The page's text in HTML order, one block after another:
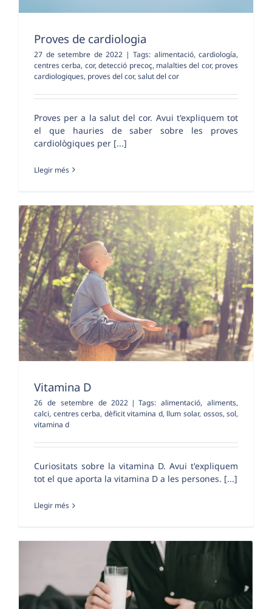
Proves de cardiologia
27 de setembre de 2022 | Tags: alimentació, cardiología,
centres cerba, cor,detecció precoç, malalties del cor, proves
cardiologiques, proves del cor, salut del cor
Proves per a la salut del cor. Avui t'expliquem tot
el que hauries de saber sobre les proves
cardiològiques per [...]
Llegir més
Vitamina D
26 de setembre de 2022 | Tags:alimentació,aliments,
calci, centres cerba, dèficit vitamina d, llum solar, ossos,sol,
vitamina d
Curiositats sobre la vitamina D. Avui t'expliquem
tot el que aporta la vitamina D a les persones. [...]
Llegir més